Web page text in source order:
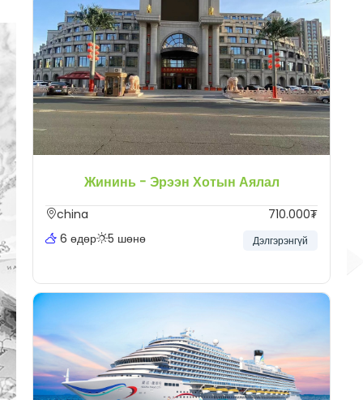
Жининь - Эрээн Хотын Аялал
china
6 өдөр
5 шөнө
710.000₮
Дэлгэрэнгүй